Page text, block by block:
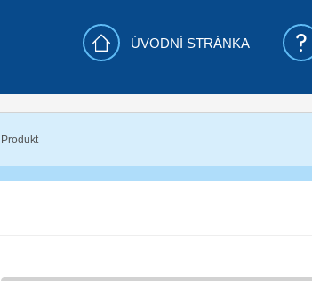
ÚVODNÍ STRÁNKA
Produkt